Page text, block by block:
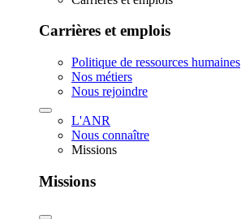
Carrières et emplois
Politique de ressources humaines
Nos métiers
Nous rejoindre
L'ANR
Nous connaître
Missions
Missions